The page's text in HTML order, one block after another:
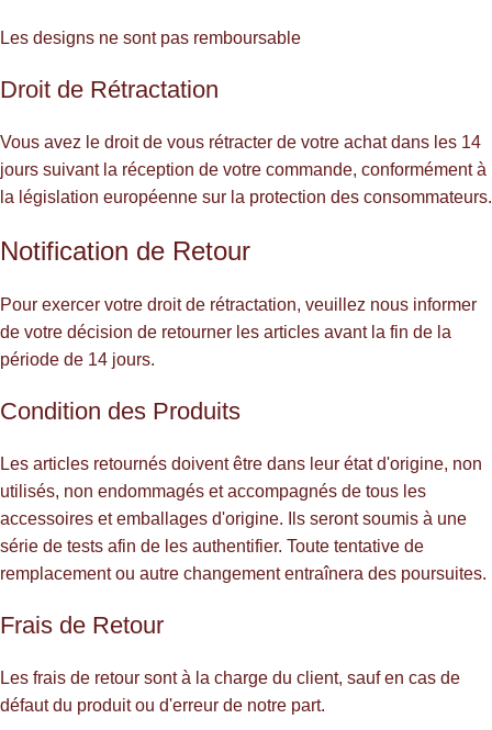
Les designs ne sont pas remboursable
Droit de Rétractation
Vous avez le droit de vous rétracter de votre achat dans les 14
jours suivant la réception de votre commande, conformément à
la législation européenne sur la protection des consommateurs.
Notification de Retour
Pour exercer votre droit de rétractation, veuillez nous informer
de votre décision de retourner les articles avant la fin de la
période de 14 jours.
Condition des Produits
Les articles retournés doivent être dans leur état d'origine, non
utilisés, non endommagés et accompagnés de tous les
accessoires et emballages d'origine. Ils seront soumis à une
série de tests afin de les authentifier. Toute tentative de
remplacement ou autre changement entraînera des poursuites.
Frais de Retour
Les frais de retour sont à la charge du client, sauf en cas de
défaut du produit ou d'erreur de notre part.